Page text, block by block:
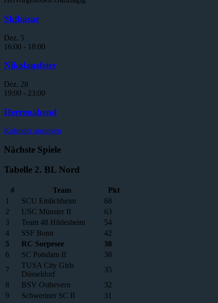
Skibasar
Dez. 5
16:00 - 18:00
Nikolausfeier
Dez. 28
19:00 - 23:00
Herrenabend
Kalender anzeigen
Nächste Spiele
Tabelle 2. BL Nord
# Team
Pkt
1
SCU Emlichheim
68
2
USC Münster II
63
3
Team 48 Hildesheim
54
4
SSF Bonn
42
5
RC Sorpesee
38
6
SC Potsdam II
38
7
TUSA City Girls
Düsseldorf
35
8
BSV Ostbevern
32
9
Schweriner SC II
31